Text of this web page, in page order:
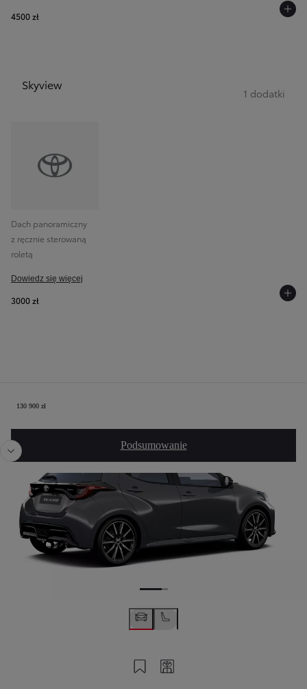
4500 zł
Skyview
1 dodatki
Dach panoramiczny
z ręcznie sterowaną
roletą
Dowiedz się więcej
3000 zł
130 900 zł
Podsumowanie
Twoja konfiguracja
Poprzedni
Zapisz na swoim koncie